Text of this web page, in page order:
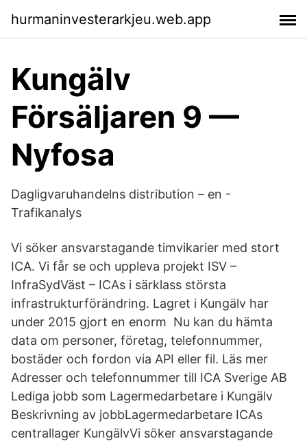
hurmaninvesterarkjeu.web.app
Kungälv
Försäljaren 9 —
Nyfosa
Dagligvaruhandelns distribution – en -
Trafikanalys
Vi söker ansvarstagande timvikarier med stort
ICA. Vi får se och uppleva projekt ISV –
InfraSydVäst – ICAs i särklass största
infrastrukturförändring. Lagret i Kungälv har
under 2015 gjort en enorm Nu kan du hämta
data om personer, företag, telefonnummer,
bostäder och fordon via API eller fil. Läs mer
Adresser och telefonnummer till ICA Sverige AB
Lediga jobb som Lagermedarbetare i Kungälv
Beskrivning av jobbLagermedarbetare ICAs
centrallager KungälvVi söker ansvarstagande